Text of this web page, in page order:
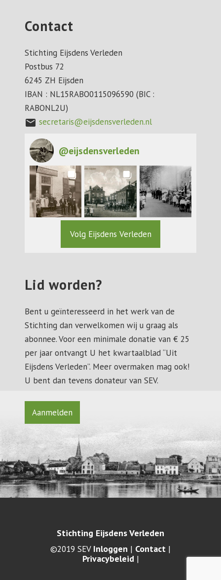
Contact
Stichting Eijsdens Verleden
Postbus 72
6245 ZH Eijsden
IBAN : NL15RABO0115096590 (BIC :
RABONL2U)
mail secretaris@eijsdensverleden.nl
@eijsdensverleden
Volg Eijsdens Verleden
Lid worden?
Bent u geïnteresseerd in het werk van de
Stichting dan verwelkomen wij u graag als
abonnee. Voor een minimale donatie van € 25
per jaar ontvangt U het kwartaalblad “Uit
Eijsdens Verleden”. Meer overmaken mag ook!
U bent dan tevens donateur van SEV.
Aanmelden
Stichting Eijsdens Verleden
©2019 SEV Inloggen | Contact |
Privacybeleid|